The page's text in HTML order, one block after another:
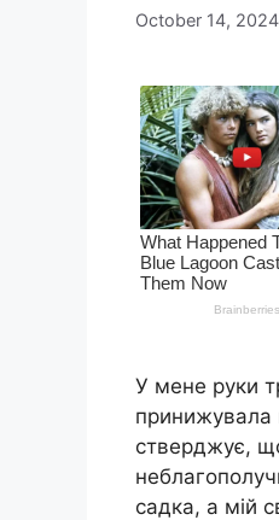
October 14, 2024
У мене руки
принижувала
стверджує,
садка, а мій